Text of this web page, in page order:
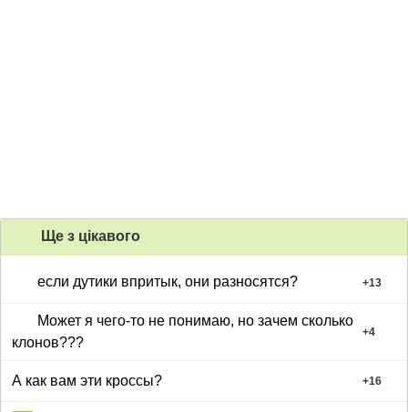
Ще з цiкавого
если дутики впритык, они разносятся? +13
Может я чего-то не понимаю, но зачем сколько
клонов???
+4
А как вам эти кроссы? +16